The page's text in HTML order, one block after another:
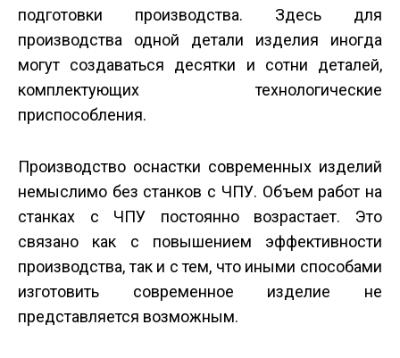
подготовки производства. Здесь для
производства одной детали изделия иногда
могут создаваться десятки и сотни деталей,
комплектующих технологические
приспособления.
Производство оснастки современных изделий
немыслимо без станков с ЧПУ. Объем работ на
станках с ЧПУ постоянно возрастает. Это
связано как с повышением эффективности
производства, так и с тем, что иными способами
изготовить современное изделие не
представляется возможным.